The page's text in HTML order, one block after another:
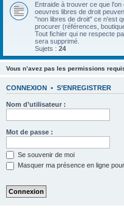
Entraide à trouver ce que
oeuvres libres de droit
"non libres de droit" ce n'est
procurer (références,
Tout fichier qui ne respecte
sera supprimé.
Sujets : 24
Vous n’avez pas les permissions
CONNEXION • S’ENREGISTRER
Nom d’utilisateur :
Mot de passe :
Se souvenir de moi
Masquer ma présence en ligne